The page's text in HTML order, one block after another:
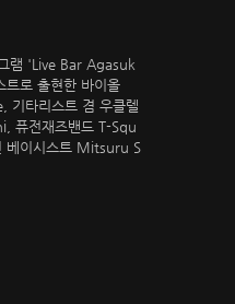
램 'Live Bar Agasuk
트로 출현한 바이올
기타리스트 겸 우클렐
퓨전재즈밴드 T-Squ
베이시스트 Mitsuru S